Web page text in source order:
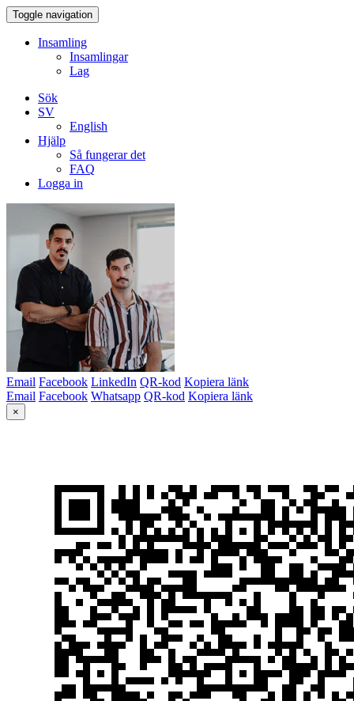
Toggle navigation
Insamling
Insamlingar
Lag
Sök
SV
English
Hjälp
Så fungerar det
FAQ
Logga in
Email Facebook LinkedIn QR-kod Kopiera länk
Email Facebook Whatsapp QR-kod Kopiera länk
×